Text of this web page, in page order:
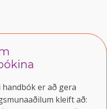
er að gera
kleift að: